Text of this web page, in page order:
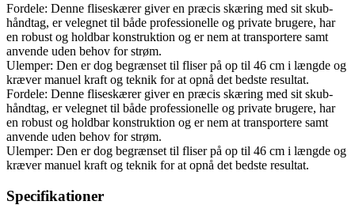
Fordele: Denne fliseskærer giver en præcis skæring med sit skub-
håndtag, er velegnet til både professionelle og private brugere, har
en robust og holdbar konstruktion og er nem at transportere samt
anvende uden behov for strøm.
Ulemper: Den er dog begrænset til fliser på op til 46 cm i længde og
kræver manuel kraft og teknik for at opnå det bedste resultat.
Fordele: Denne fliseskærer giver en præcis skæring med sit skub-
håndtag, er velegnet til både professionelle og private brugere, har
en robust og holdbar konstruktion og er nem at transportere samt
anvende uden behov for strøm.
Ulemper: Den er dog begrænset til fliser på op til 46 cm i længde og
kræver manuel kraft og teknik for at opnå det bedste resultat.
Specifikationer